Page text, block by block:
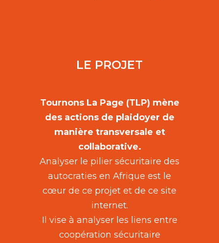
LE PROJET
Tournons La Page (TLP) mène
des actions de plaidoyer de
manière transversale et
collaborative.
Analyser le pilier sécuritaire des
autocraties en Afrique est le
cœur de ce projet et de ce site
internet.
Il vise à analyser les liens entre
coopération sécuritaire